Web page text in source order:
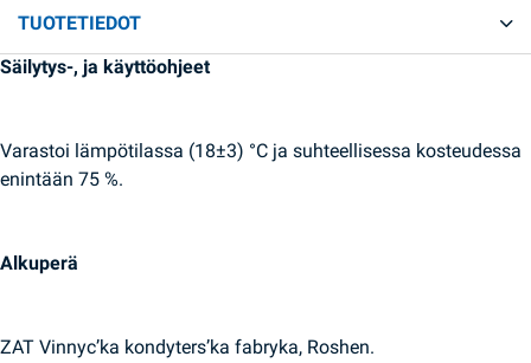
TUOTETIEDOT
Säilytys-, ja käyttöohjeet
Varastoi lämpötilassa (18±3) °C ja suhteellisessa kosteudessa
enintään 75 %.
Alkuperä
ZAT Vinnyc’ka kondyters’ka fabryka, Roshen.